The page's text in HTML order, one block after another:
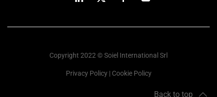
Copyright 2022 © Soiel International Srl
Privacy Policy| Cookie Policy
Back to top